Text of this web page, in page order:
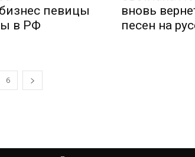
певицы
в РФ
вновь
песен на
6